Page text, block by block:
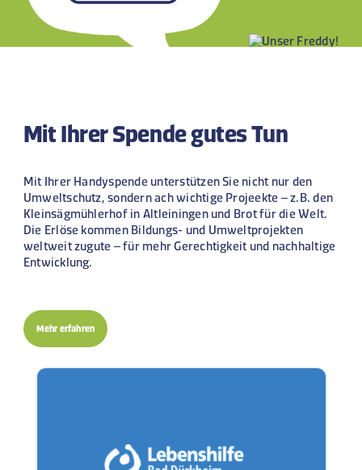
Mit Ihrer Spende gutes Tun
Mit Ihrer Handyspende unterstützen Sie nicht nur den
Umweltschutz, sondern ach wichtige Projeekte – z.B. den
Kleinsägmühlerhof in Altleiningen und Brot für die Welt.
Die Erlöse kommen Bildungs- und Umweltprojekten
weltweit zugute – für mehr Gerechtigkeit und nachhaltige
Entwicklung.
Mehr erfahren